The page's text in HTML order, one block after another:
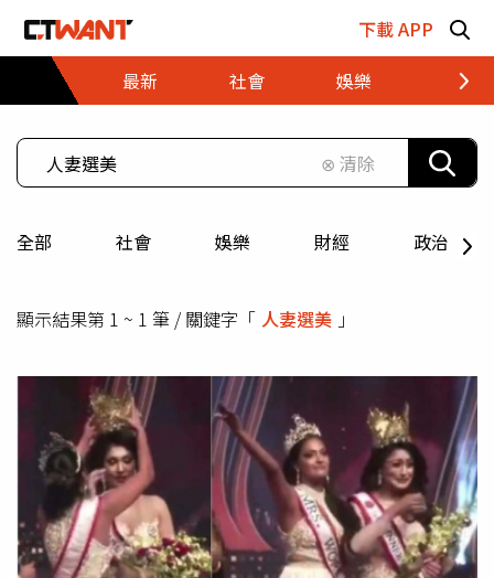
下載 APP
最新
社會 娛樂 財經
⊗ 清除
全部 社會 娛樂 財經 政治
顯示結果第 1 ~ 1 筆 / 關鍵字「 人妻選美 」